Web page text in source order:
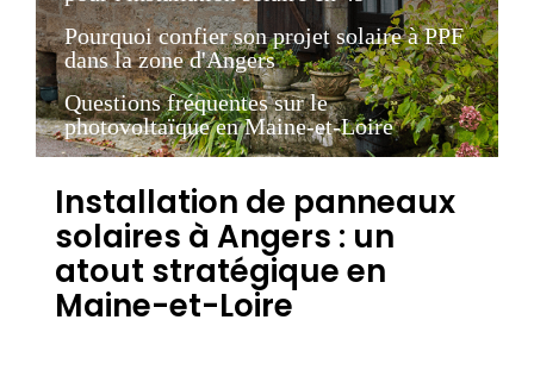
Pourquoi confier son projet solaire à PPF
dans la zone d'Angers
Questions fréquentes sur le
photovoltaïque en Maine-et-Loire
Installation de panneaux
solaires à Angers : un
atout stratégique en
Maine-et-Loire